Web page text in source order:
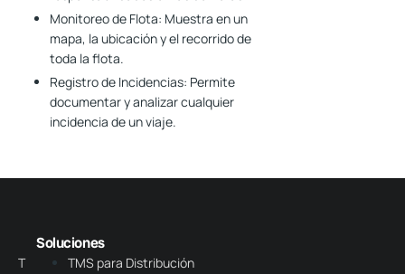
Monitoreo de Flota: Muestra en un
mapa, la ubicación y el recorrido de
toda la flota.
Registro de Incidencias: Permite
documentar y analizar cualquier
incidencia de un viaje.
T
Soluciones
TMS para Distribución